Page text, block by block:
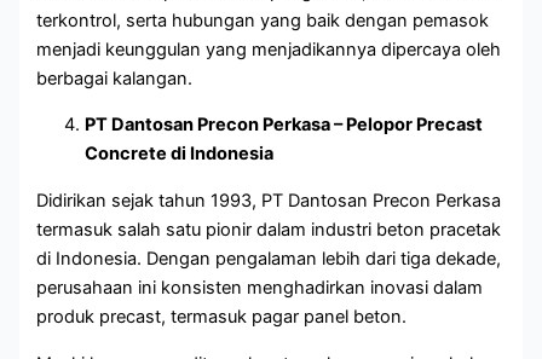
terkontrol, serta hubungan yang baik dengan pemasok
menjadi keunggulan yang menjadikannya dipercaya oleh
berbagai kalangan.
PT Dantosan Precon Perkasa – Pelopor Precast
Concrete di Indonesia
Didirikan sejak tahun 1993, PT Dantosan Precon Perkasa
termasuk salah satu pionir dalam industri beton pracetak
di Indonesia. Dengan pengalaman lebih dari tiga dekade,
perusahaan ini konsisten menghadirkan inovasi dalam
produk precast, termasuk pagar panel beton.